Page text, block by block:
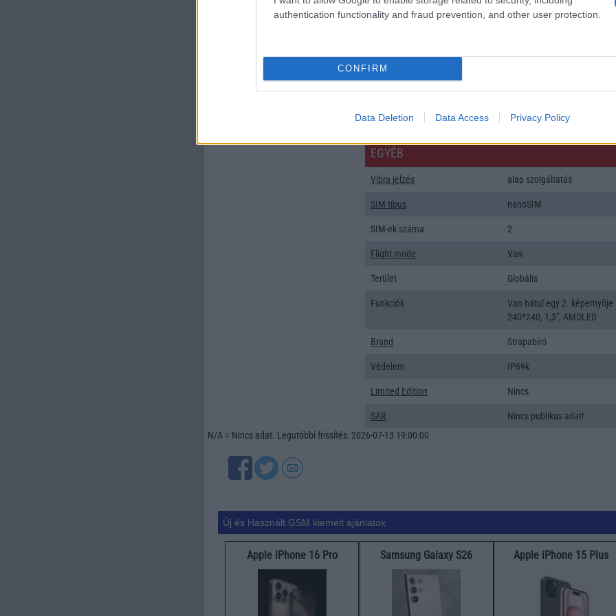
authentication functionality and fraud prevention, and other user protection.
CONFIRM
Data Deletion Data Access Privacy Policy
SNS integráció alap szolgáltatás
EGYÉB
Vibra jelzés alap szolgáltatás
SIM típus nanoSIM
SIM-ek száma 2
Flight mode Van
Terület Globális
Funkciók
Van hátul egy 2. képernyõje
240*240, 1,3", AMOLED
Brand Strapabíró
Védelem IP69k
Limited Edition Nincs
SAR
Nincs publikus adat!
N/A = Nincs adat. Legutóbbi frissítés: 2026-07-13 19:00:00
Új és Használt GSM kiemelt ajánlatok
Apple iPhone 16 Pro Samsung Galaxy S26 Apple iPhone 15 Plus